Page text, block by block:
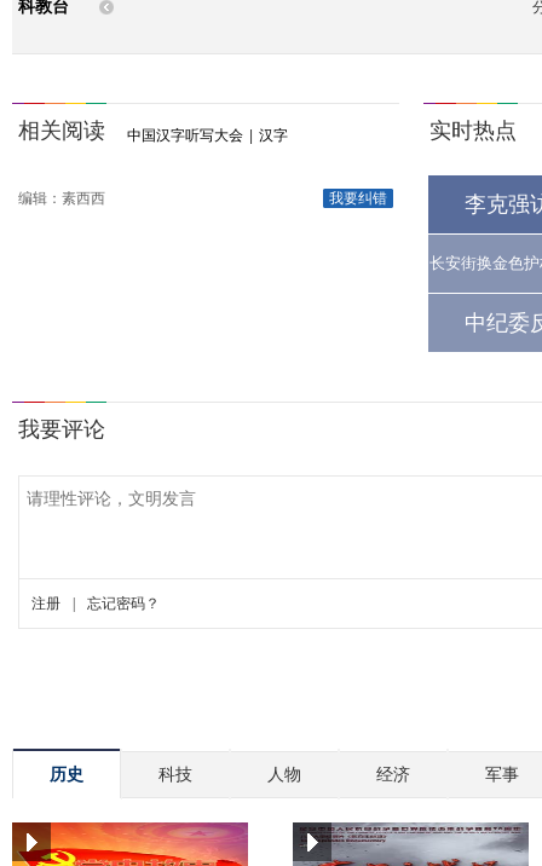
科教台
相关阅读 中国汉字听写大会 汉字
我要纠错
编辑：素西西
实时热点
李克强
长安街换金色
中纪委
历史 科技 人物 经济 军事